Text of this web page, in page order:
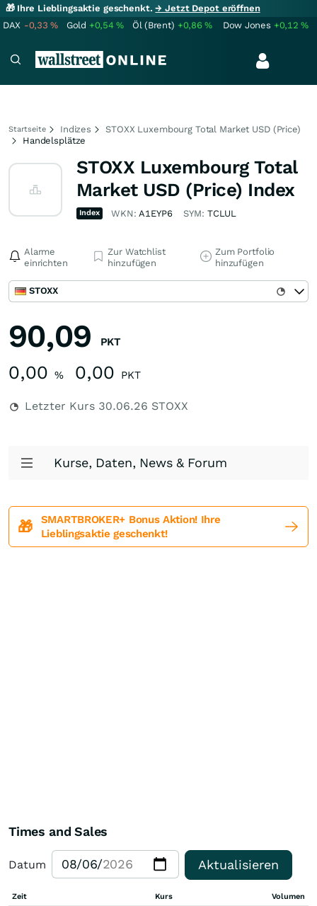
🎁 Ihre Lieblingsaktie geschenkt.→ Jetzt Depot eröffnen
DAX -0,33% Gold +0,54% Öl (Brent) +0,86% Dow Jones +0,12%
Startseite Indizes
STOXX Luxembourg Total Market USD (Price)
Handelsplätze
STOXX Luxembourg Total
Market USD (Price) Index
Index WKN:A1EYP6 SYM: TCLUL
Alarme
einrichten
Zur Watchlist
hinzufügen
Zum Portfolio
hinzufügen
STOXX
90,09 PKT
0,00 % 0,00 PKT
Letzter Kurs 30.06.26 STOXX
Kurse, Daten, News & Forum
🎁
SMARTBROKER+ Bonus Aktion! Ihre
Lieblingsaktie geschenkt!
Times and Sales
Datum Aktualisieren
Zeit Kurs Volumen